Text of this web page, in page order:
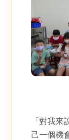
「對我來
己一個機